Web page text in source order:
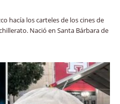
hacía los carteles de los cines de
Nació en Santa Bárbara de